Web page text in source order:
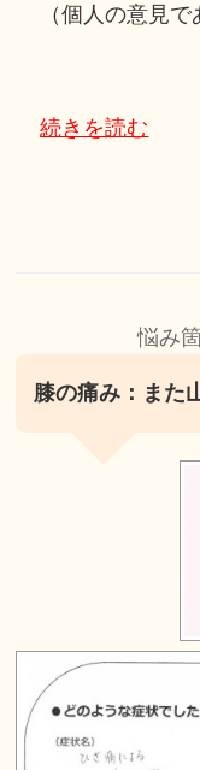
（個人の意見
続きを読む
悩み
膝の痛み：また